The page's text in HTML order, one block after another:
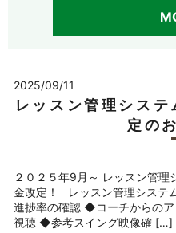
2025/09/11
レッスン管理シス
定の
２０２５年9月～ レッスン管
金改定！ レッスン管理システ
進捗率の確認 ◆コーチからの
視聴 ◆参考スイング映像確 […]